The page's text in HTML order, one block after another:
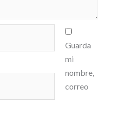
Guarda
mi
nombre,
correo